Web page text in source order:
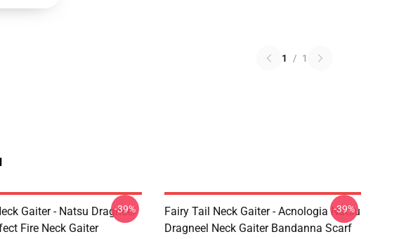
1 / 1
Gaiter - Natsu Dragneel
Fire Neck Gaiter
-39%
Fairy Tail Neck Gaiter - Acnologia Natsu
Dragneel Neck Gaiter Bandanna Scarf
-39%